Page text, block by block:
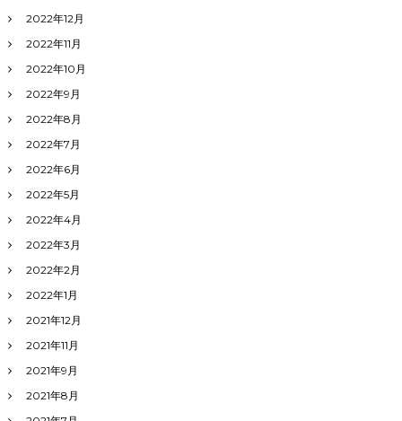
2022年12月
2022年11月
2022年10月
2022年9月
2022年8月
2022年7月
2022年6月
2022年5月
2022年4月
2022年3月
2022年2月
2022年1月
2021年12月
2021年11月
2021年9月
2021年8月